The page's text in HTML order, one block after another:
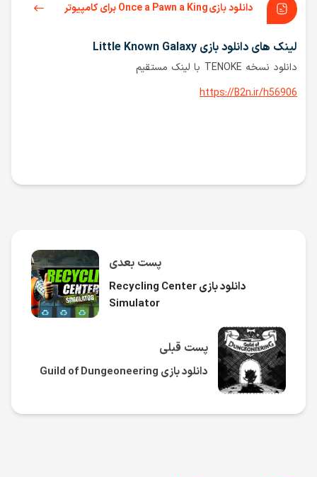
دانلود بازی Once a Pawn a King برای کامپیوتر
لینک های دانلود بازی Little Known Galaxy
دانلود نسخه TENOKE با لینک مستقیم
https://B2n.ir/h56906
پست قبلی
دانلود بازی Guild of Dungeoneering
پست بعدی
دانلود بازی Recycling Center
Simulator